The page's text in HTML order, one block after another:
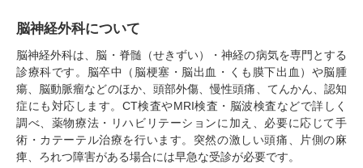
脳神経外科について
脳神経外科は、脳・脊髄（せきずい）・神経の病気を専門とする
診療科です。脳卒中（脳梗塞・脳出血・くも膜下出血）や脳腫
瘍、脳動脈瘤などのほか、頭部外傷、慢性頭痛、てんかん、認知
症にも対応します。CT検査やMRI検査・脳波検査などで詳しく
調べ、薬物療法・リハビリテーションに加え、必要に応じて手
術・カテーテル治療を行います。突然の激しい頭痛、片側の麻
痺、ろれつ障害がある場合には早急な受診が必要です。